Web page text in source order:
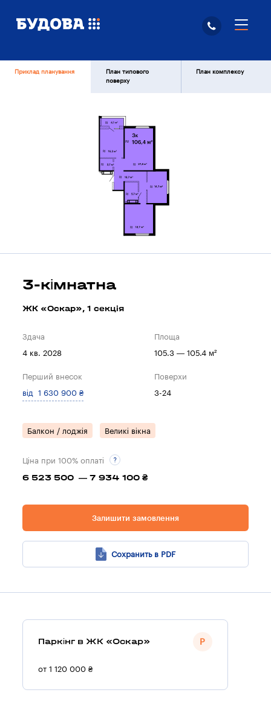
Приклад планування
План типового
поверху
План комплексу
3-кімнатна
ЖК «Оскар», 1 секцiя
Здача
4 кв. 2028
Площа
105.3 — 105.4 м²
Перший внесок
від 1 630 900 ₴
Поверхи
3-24
Балкон / лоджія Великі вікна
Ціна при 100% оплаті
6 523 500 — 7 934 100 ₴
Залишити замовлення
Сохранить в PDF
Паркінг в ЖК «Оскар»
от 1 120 000 ₴